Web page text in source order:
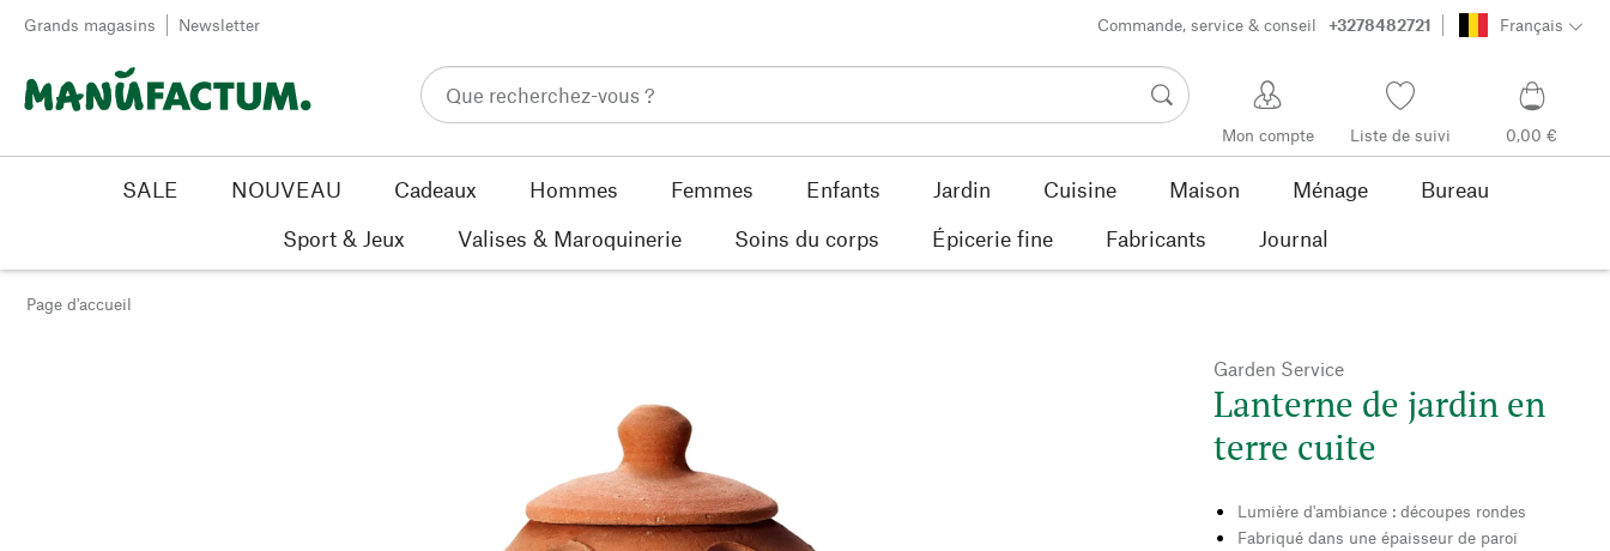
Passer au contenu
Grands magasins Newsletter Commande, service & conseil +3278482721 Français
Mon compte Liste de suivi 0,00 €
SALE NOUVEAU Cadeaux Hommes Femmes Enfants Jardin Cuisine Maison Ménage
Bureau
Sport & Jeux
Valises & Maroquinerie Soins du corps Épicerie fine Fabricants Journal
Page d'accueil
Garden Service
Lanterne de jardin en
terre cuite
Lumière d'ambiance : découpes rondes
Fabriqué dans une épaisseur de paroi